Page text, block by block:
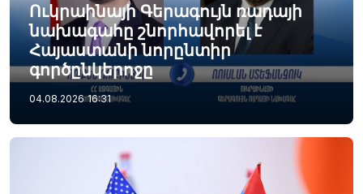
Ուկրաինայի Գերագույն ռադայի
նախագահը շնորհավորել է
Հայաստանի նորընտիր
գործընկերոջը
04.08.2026 16:31